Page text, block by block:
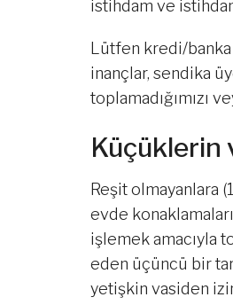
istihdam ve
Lütfen kredi/
inançlar, sendika
toplamadığımızı
Küçüklerin
Reşit olmayanlara
evde
işlemek amacıyla
eden üçüncü bir
yetişkin vasiden